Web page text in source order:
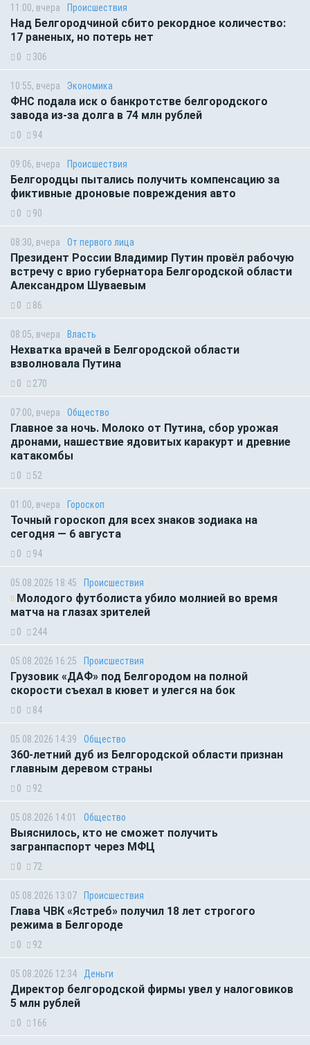
11:00, вчера Происшествия
Над Белгородчиной сбито рекордное количество:
17 раненых, но потерь нет
0 306
10:55, вчера Экономика
ФНС подала иск о банкротстве белгородского
завода из-за долга в 74 млн рублей
0 94
09:06, вчера Происшествия
Белгородцы пытались получить компенсацию за
фиктивные дроновые повреждения авто
0 90
08:30, вчера От первого лица
Президент России Владимир Путин провёл рабочую
встречу с врио губернатора Белгородской области
Александром Шуваевым
0 86
08:05, вчера Власть
Нехватка врачей в Белгородской области
взволновала Путина
0 270
07:00, вчера Общество
Главное за ночь. Молоко от Путина, сбор урожая
дронами, нашествие ядовитых каракурт и древние
катакомбы
0 52
01:00, вчера Гороскоп
Точный гороскоп для всех знаков зодиака на
сегодня — 6 августа
0 94
05.08.2026 18:45 Происшествия
Молодого футболиста убило молнией во время
матча на глазах зрителей
0 244
05.08.2026 16:25 Происшествия
Грузовик «ДАФ» под Белгородом на полной
скорости съехал в кювет и улегся на бок
0 84
05.08.2026 14:39 Общество
360-летний дуб из Белгородской области признан
главным деревом страны
0 92
05.08.2026 14:01 Общество
Выяснилось, кто не сможет получить
загранпаспорт через МФЦ
0 72
05.08.2026 13:07 Происшествия
Глава ЧВК «Ястреб» получил 18 лет строгого
режима в Белгороде
0 92
05.08.2026 12:34 Деньги
Директор белгородской фирмы увел у налоговиков
5 млн рублей
0 166